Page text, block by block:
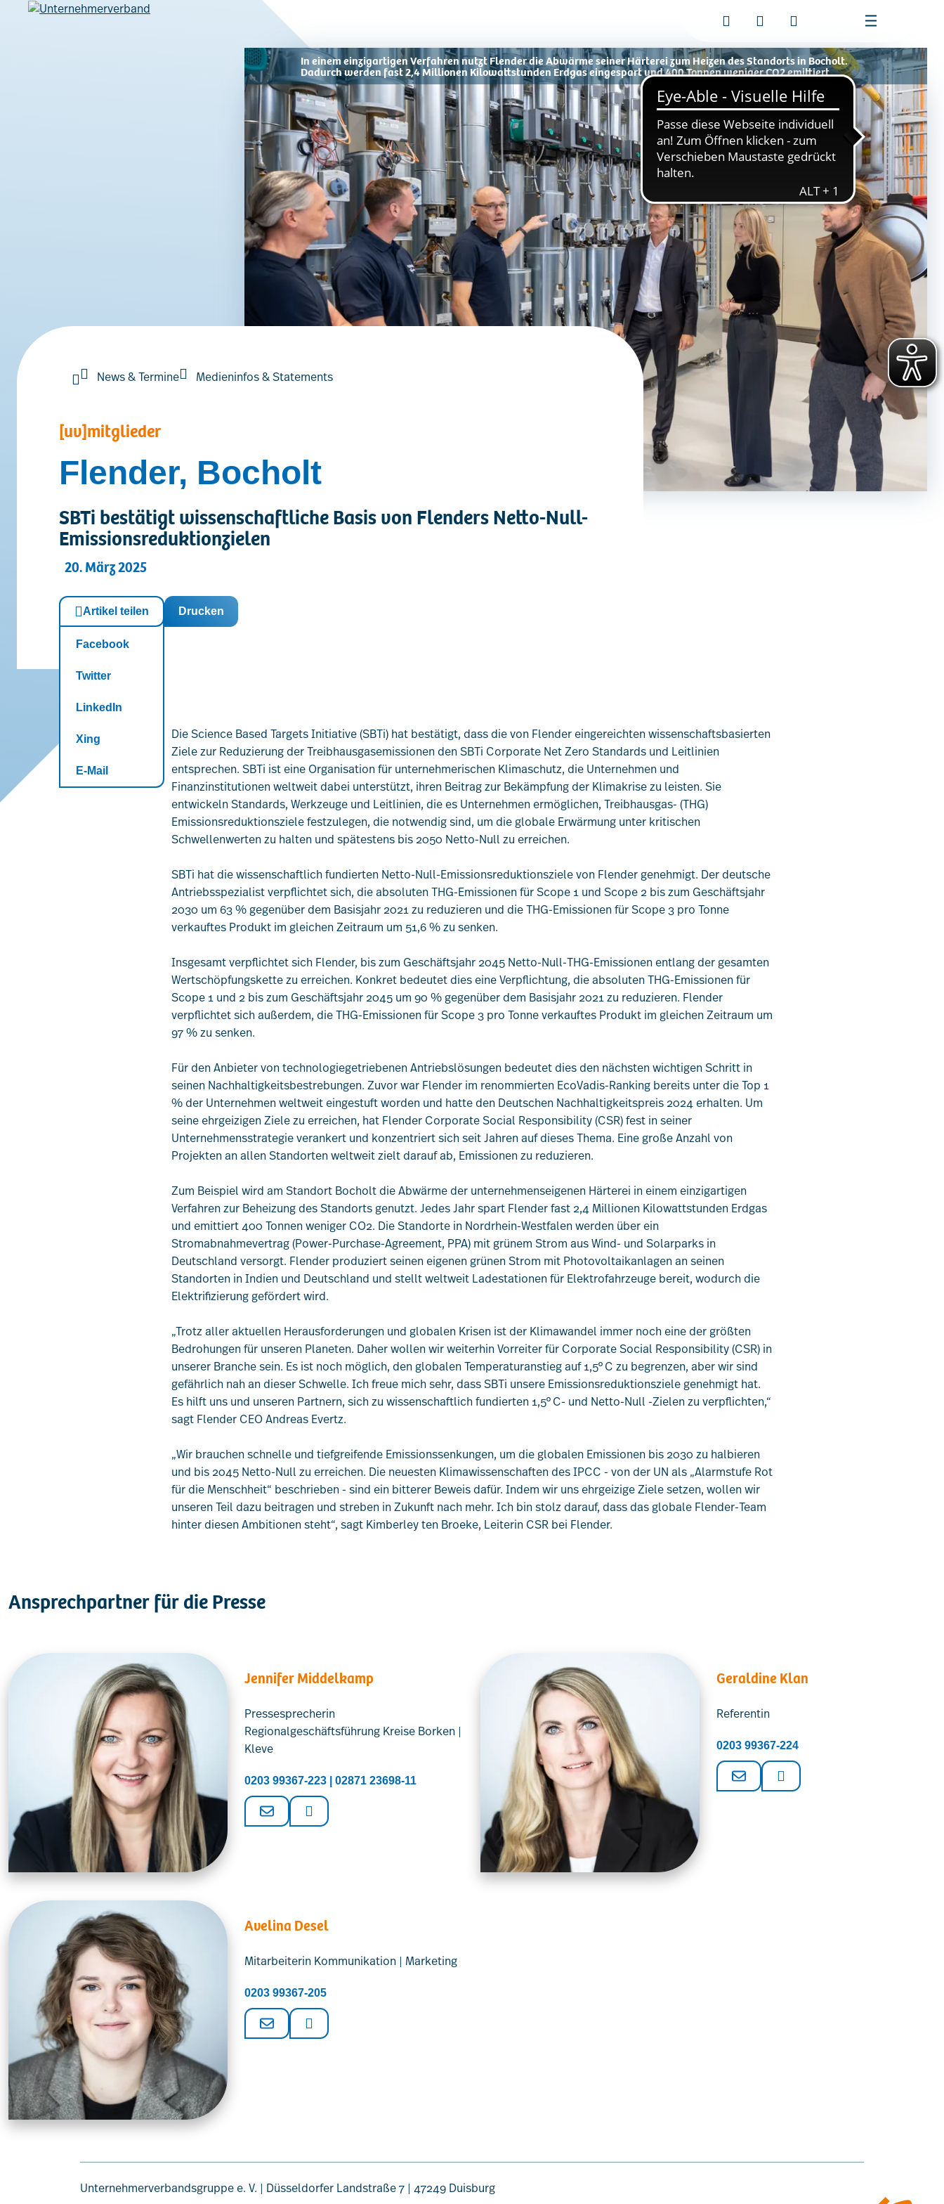
Benutzeranmeldung
Mitgliederbereich
Bitte füllen Sie das Formular aus, um
sich anzumelden.
E-Mail-Adresse
Passwort
Haben Sie ihr Passwort vergessen?
Klicken Sie hier
, um ein neues zu
vergeben.
Sie haben noch keinen Account?
Hier können Sie sich registrieren
.
Leistungen
[uv]campus | Seminare
News & Termine
Verband
Kontakt
In einem einzigartigen Verfahren nutzt Flender die Abwärme seiner Härterei zum Heizen des Standorts in Bocholt.
Dadurch werden fast 2,4 Millionen Kilowattstunden Erdgas eingespart und 400 Tonnen weniger CO2 emittiert.
News & Termine Medieninfos & Statements
[uv]mitglieder
Flender, Bocholt
SBTi bestätigt wissenschaftliche Basis von Flenders Netto-Null-
Emissionsreduktionzielen
20. März 2025
Artikel teilen
Facebook
Twitter
LinkedIn
Xing
E-Mail
Drucken
Die Science Based Targets Initiative (SBTi) hat bestätigt, dass die von Flender eingereichten wissenschaftsbasierten
Ziele zur Reduzierung der Treibhausgasemissionen den SBTi Corporate Net Zero Standards und Leitlinien
entsprechen. SBTi ist eine Organisation für unternehmerischen Klimaschutz, die Unternehmen und
Finanzinstitutionen weltweit dabei unterstützt, ihren Beitrag zur Bekämpfung der Klimakrise zu leisten. Sie
entwickeln Standards, Werkzeuge und Leitlinien, die es Unternehmen ermöglichen, Treibhausgas- (THG)
Emissionsreduktionsziele festzulegen, die notwendig sind, um die globale Erwärmung unter kritischen
Schwellenwerten zu halten und spätestens bis 2050 Netto-Null zu erreichen.
SBTi hat die wissenschaftlich fundierten Netto-Null-Emissionsreduktionsziele von Flender genehmigt. Der deutsche
Antriebsspezialist verpflichtet sich, die absoluten THG-Emissionen für Scope 1 und Scope 2 bis zum Geschäftsjahr
2030 um 63 % gegenüber dem Basisjahr 2021 zu reduzieren und die THG-Emissionen für Scope 3 pro Tonne
verkauftes Produkt im gleichen Zeitraum um 51,6 % zu senken.
Insgesamt verpflichtet sich Flender, bis zum Geschäftsjahr 2045 Netto-Null-THG-Emissionen entlang der gesamten
Wertschöpfungskette zu erreichen. Konkret bedeutet dies eine Verpflichtung, die absoluten THG-Emissionen für
Scope 1 und 2 bis zum Geschäftsjahr 2045 um 90 % gegenüber dem Basisjahr 2021 zu reduzieren. Flender
verpflichtet sich außerdem, die THG-Emissionen für Scope 3 pro Tonne verkauftes Produkt im gleichen Zeitraum um
97 % zu senken.
Für den Anbieter von technologiegetriebenen Antriebslösungen bedeutet dies den nächsten wichtigen Schritt in
seinen Nachhaltigkeitsbestrebungen. Zuvor war Flender im renommierten EcoVadis-Ranking bereits unter die Top 1
% der Unternehmen weltweit eingestuft worden und hatte den Deutschen Nachhaltigkeitspreis 2024 erhalten. Um
seine ehrgeizigen Ziele zu erreichen, hat Flender Corporate Social Responsibility (CSR) fest in seiner
Unternehmensstrategie verankert und konzentriert sich seit Jahren auf dieses Thema. Eine große Anzahl von
Projekten an allen Standorten weltweit zielt darauf ab, Emissionen zu reduzieren.
Zum Beispiel wird am Standort Bocholt die Abwärme der unternehmenseigenen Härterei in einem einzigartigen
Verfahren zur Beheizung des Standorts genutzt. Jedes Jahr spart Flender fast 2,4 Millionen Kilowattstunden Erdgas
und emittiert 400 Tonnen weniger CO2. Die Standorte in Nordrhein-Westfalen werden über ein
Stromabnahmevertrag (Power-Purchase-Agreement, PPA) mit grünem Strom aus Wind- und Solarparks in
Deutschland versorgt. Flender produziert seinen eigenen grünen Strom mit Photovoltaikanlagen an seinen
Standorten in Indien und Deutschland und stellt weltweit Ladestationen für Elektrofahrzeuge bereit, wodurch die
Elektrifizierung gefördert wird.
„Trotz aller aktuellen Herausforderungen und globalen Krisen ist der Klimawandel immer noch eine der größten
Bedrohungen für unseren Planeten. Daher wollen wir weiterhin Vorreiter für Corporate Social Responsibility (CSR) in
unserer Branche sein. Es ist noch möglich, den globalen Temperaturanstieg auf 1,5°C zu begrenzen, aber wir sind
gefährlich nah an dieser Schwelle. Ich freue mich sehr, dass SBTi unsere Emissionsreduktionsziele genehmigt hat.
Es hilft uns und unseren Partnern, sich zu wissenschaftlich fundierten 1,5°C- und Netto-Null -Zielen zu verpflichten,“
sagt Flender CEO Andreas Evertz.
„Wir brauchen schnelle und tiefgreifende Emissionssenkungen, um die globalen Emissionen bis 2030 zu halbieren
und bis 2045 Netto-Null zu erreichen. Die neuesten Klimawissenschaften des IPCC - von der UN als „Alarmstufe Rot
für die Menschheit“ beschrieben - sind ein bitterer Beweis dafür. Indem wir uns ehrgeizige Ziele setzen, wollen wir
unseren Teil dazu beitragen und streben in Zukunft nach mehr. Ich bin stolz darauf, dass das globale Flender-Team
hinter diesen Ambitionen steht“, sagt Kimberley ten Broeke, Leiterin CSR bei Flender.
Ansprechpartner für die Presse
Jennifer Middelkamp
Pressesprecherin
Regionalgeschäftsführung Kreise Borken |
Kleve
0203 99367-223 | 02871 23698-11
Geraldine Klan
Referentin
0203 99367-224
Avelina Desel
Mitarbeiterin Kommunikation | Marketing
0203 99367-205
Unternehmerverbandsgruppe e. V. | Düsseldorfer Landstraße 7 | 47249 Duisburg